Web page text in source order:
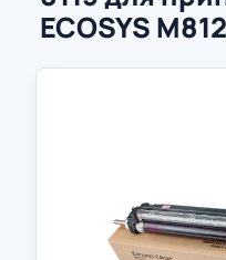
ECOSYS